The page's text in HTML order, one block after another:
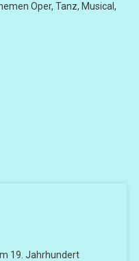
Oper, Tanz, Musical,
19. Jahrhundert